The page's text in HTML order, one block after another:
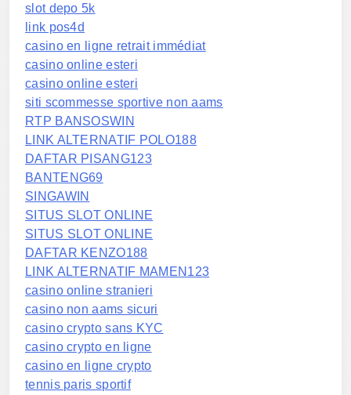
slot depo 5k
link pos4d
casino en ligne retrait immédiat
casino online esteri
casino online esteri
siti scommesse sportive non aams
RTP BANSOSWIN
LINK ALTERNATIF POLO188
DAFTAR PISANG123
BANTENG69
SINGAWIN
SITUS SLOT ONLINE
SITUS SLOT ONLINE
DAFTAR KENZO188
LINK ALTERNATIF MAMEN123
casino online stranieri
casino non aams sicuri
casino crypto sans KYC
casino crypto en ligne
casino en ligne crypto
tennis paris sportif